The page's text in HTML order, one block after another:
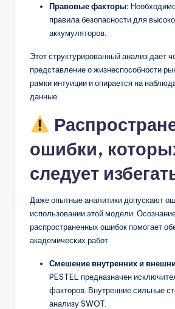
Правовые факторы:
правила безопасности для
аккумуляторов.
Этот структурированный анализ дает
представление о жизнеспособности
рамки интуиции и опирается на
данные.
ошибки,
следует
Даже опытные аналитики допускают
использовании этой модели.
распространенных ошибок помогает
академических работ.
Смешение внутренних и
PESTEL предназначен
факторов. Внутренние сильные
анализу SWOT.